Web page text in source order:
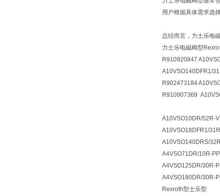
用户根据具体需求选
总结而言，力士乐电
力士乐电磁阀型
R910920847
A10VSO140DFR1/
R902473184
R910907369
A10VSO10DR/52R-
A10VSO18DFR1/
A10VSO140DRS/
A4VSO71DR/10R-
A4VSO125DR/30R-
A4VSO180DR/30R-
Rexroth型士乐型